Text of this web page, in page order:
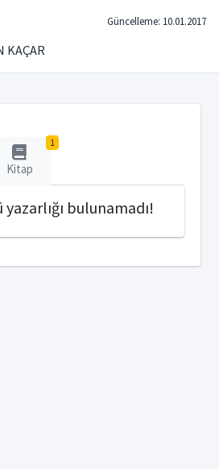
KAÇAR
Güncelleme: 10.01.2017
1
Kitap
bulunamadı!